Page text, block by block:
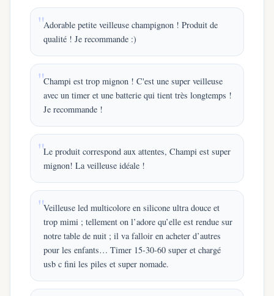
Adorable petite veilleuse champignon ! Produit de
qualité ! Je recommande :)
Champi est trop mignon ! C'est une super veilleuse
avec un timer et une batterie qui tient très longtemps !
Je recommande !
Le produit correspond aux attentes, Champi est super
mignon! La veilleuse idéale !
Veilleuse led multicolore en silicone ultra douce et
trop mimi ; tellement on l’adore qu’elle est rendue sur
notre table de nuit ; il va falloir en acheter d’autres
pour les enfants… Timer 15-30-60 super et chargé
usb c fini les piles et super nomade.